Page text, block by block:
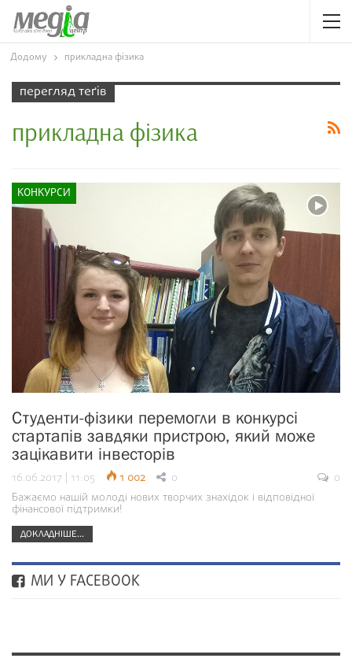
Додому прикладна фізика
перегляд теґів
прикладна фізика
КОНКУРСИ
Студенти-фізики перемогли в конкурсі
стартапів завдяки пристрою, який може
зацікавити інвесторів
16.06.2017 | 11:05 1 002 0
0
Бажаємо нашій молоді нових творчих знахідок і відповідної
фінансової підтримки!
ДОКЛАДНІШЕ...
МИ У FACEBOOK